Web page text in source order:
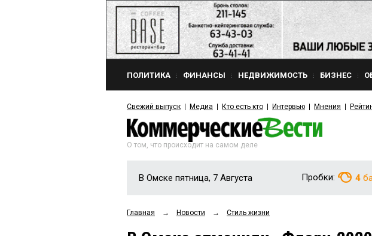
ПОЛИТИКА ФИНАНСЫ НЕДВИЖИМОСТЬ БИЗНЕС
Свежий выпуск Медиа Кто есть кто Интервью Мнения
О том, что происходит на самом деле
В Омске пятница, 7 Августа Пробки: 4
Главная → Новости → Стиль жизни